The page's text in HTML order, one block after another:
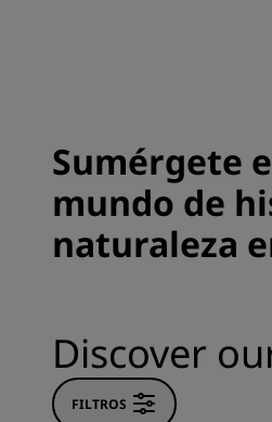
Sumérgete
mundo de
naturaleza
Discover
FILTROS